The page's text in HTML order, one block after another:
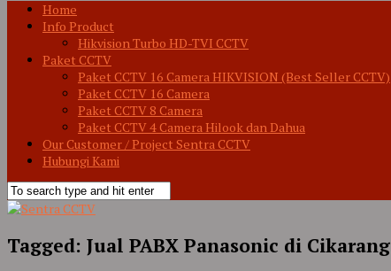
Home
Info Product
Hikvision Turbo HD-TVI CCTV
Paket CCTV
Paket CCTV 16 Camera HIKVISION (Best Seller CCTV)
Paket CCTV 16 Camera
Paket CCTV 8 Camera
Paket CCTV 4 Camera Hilook dan Dahua
Our Customer / Project Sentra CCTV
Hubungi Kami
Tagged: Jual PABX Panasonic di Cikarang